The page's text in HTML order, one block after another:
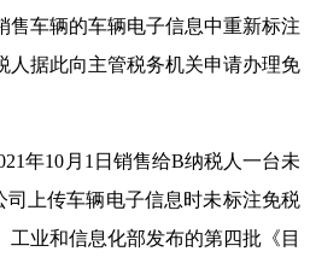
售车辆的车辆电子信息中重新标注
人据此向主管税务机关申请办理免
年10月1日销售给B纳税人一台未
上传车辆电子信息时未标注免税
工业和信息化部发布的第四批《目